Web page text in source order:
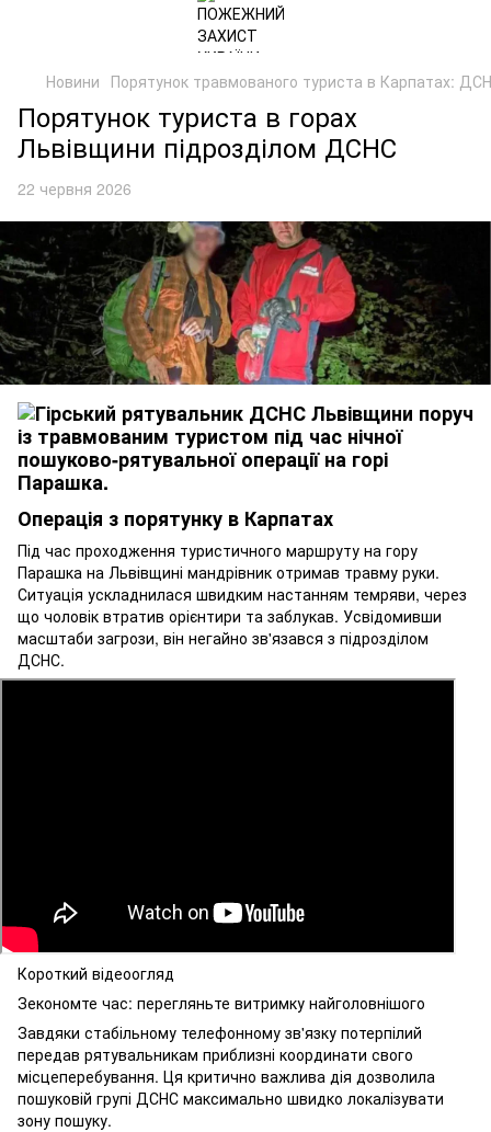
Новини Порятунок травмованого туриста в Карпатах:
Порятунок туриста в горах
Львівщини підрозділом ДСНС
22 червня 2026
Операція з порятунку в Карпатах
Під час проходження туристичного маршруту на гору
Парашка на Львівщині мандрівник отримав травму руки.
Ситуація ускладнилася швидким настанням темряви, через
що чоловік втратив орієнтири та заблукав. Усвідомивши
масштаби загрози, він негайно зв'язався з підрозділом
ДСНС.
Короткий відеоогляд
Зекономте час: перегляньте витримку найголовнішого
Завдяки стабільному телефонному зв'язку потерпілий
передав рятувальникам приблизні координати свого
місцеперебування. Ця критично важлива дія дозволила
пошуковій групі ДСНС максимально швидко локалізувати
зону пошуку.